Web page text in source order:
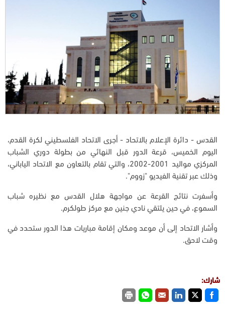
القدس - دائرة الإعلام بالاتحاد - أجرى الاتحاد الفلسطيني لكرة القدم،
اليوم الخميس، قرعة الدور قبل النهائي من بطولة دوري الشباب
المركزي مواليد 2001-2002، والتي تقام بالتعاون مع الاتحاد الياباني،
وذلك عبر تقنية الفيديو "زووم".
وأسفرت نتائج القرعة عن مواجهة هلال القدس مع نظيره شباب
السموع، في حين يلتقي نادي جنين مع مركز طولكرم.
وأشار الاتحاد إلى أن موعد ومكان إقامة مباريات هذا الدور ستحدد في
وقت لاحق.
شارك: